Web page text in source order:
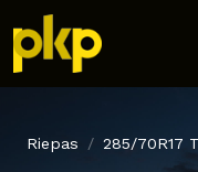
Riepas 285/70R17